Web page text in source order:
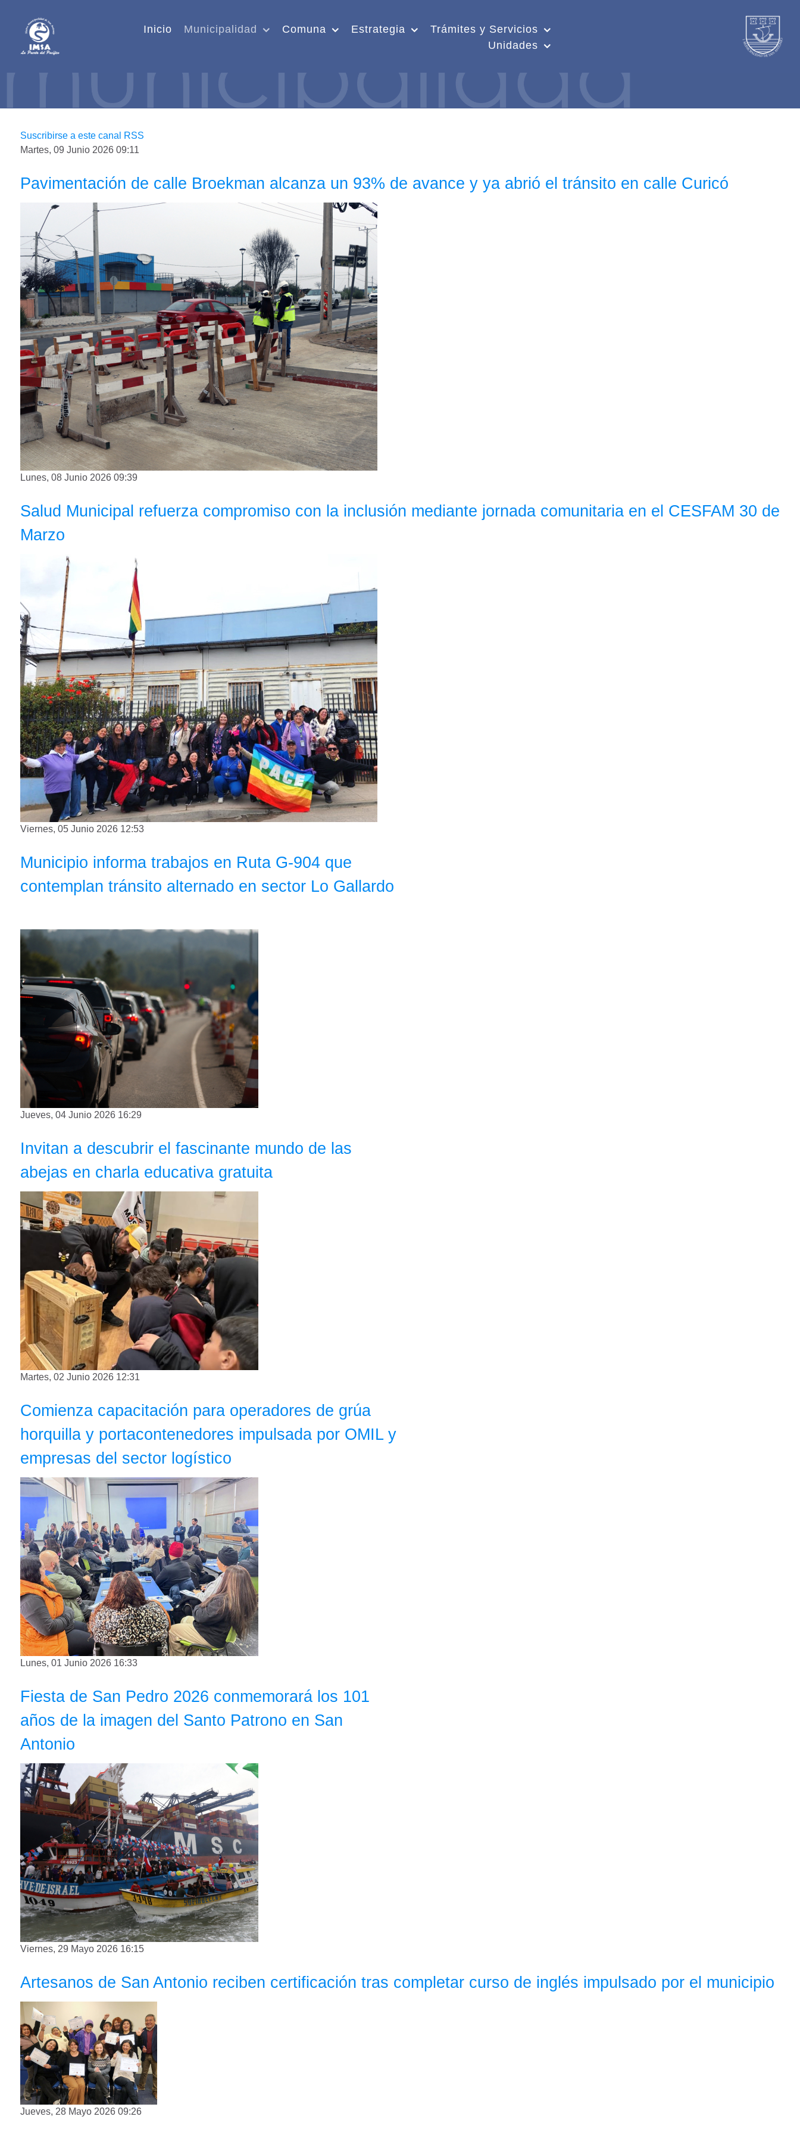
Inicio Municipalidad Comuna Estrategia
Trámites y Servicios
Unidades
Suscribirse a este canal RSS
Martes, 09 Junio 2026 09:11
Pavimentación de calle Broekman alcanza un 93% de avance y ya abrió el tránsito en calle Curicó
Lunes, 08 Junio 2026 09:39
Salud Municipal refuerza compromiso con la inclusión mediante jornada comunitaria en el CESFAM 30 de
Marzo
Viernes, 05 Junio 2026 12:53
Municipio informa trabajos en Ruta G-904 que
contemplan tránsito alternado en sector Lo Gallardo
Jueves, 04 Junio 2026 16:29
Invitan a descubrir el fascinante mundo de las
abejas en charla educativa gratuita
Martes, 02 Junio 2026 12:31
Comienza capacitación para operadores de grúa
horquilla y portacontenedores impulsada por OMIL y
empresas del sector logístico
Lunes, 01 Junio 2026 16:33
Fiesta de San Pedro 2026 conmemorará los 101
años de la imagen del Santo Patrono en San
Antonio
Viernes, 29 Mayo 2026 16:15
Artesanos de San Antonio reciben certificación tras completar curso de inglés impulsado por el municipio
Jueves, 28 Mayo 2026 09:26